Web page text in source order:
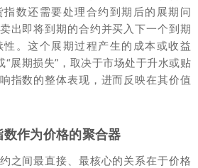
数还需要处理合约到期后的展期问
出即将到期的合约并买入下一个到期
性。这个展期过程产生的成本或收益
“展期损失”，取决于市场处于升水或贴
指数的整体表现，进而反映在其价值
作为价格的聚合器
之间最直接、最核心的关系在于价格